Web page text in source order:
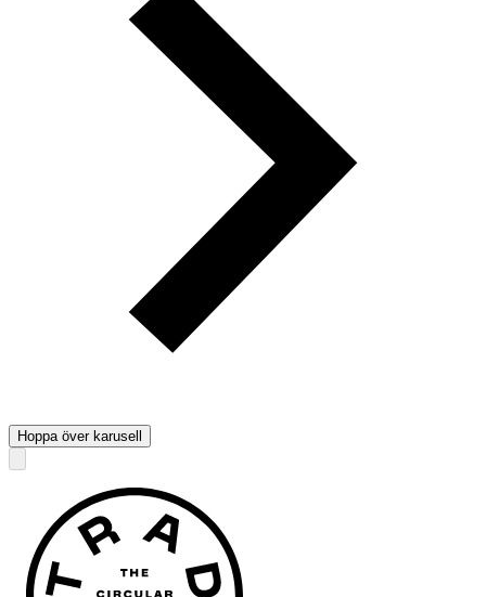
Hoppa över karusell